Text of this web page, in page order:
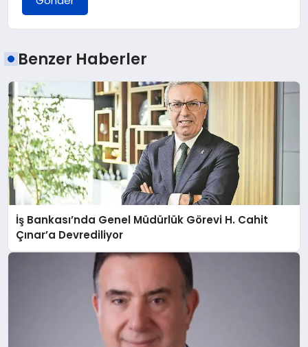
Benzer Haberler
İş Bankası’nda Genel Müdürlük Görevi H. Cahit
Çınar’a Devrediliyor